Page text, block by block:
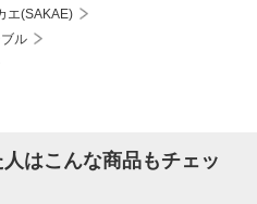
エ(SAKAE)
ル
はこんな商品もチェッ